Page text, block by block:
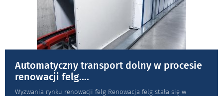
Automatyczny transport dolny w procesie
renowacji felg....
Wyzwania rynku renowacji felg Renowacja felg stała się w